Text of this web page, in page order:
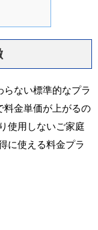
ない標準的なプラ
料金単価が上がるの
使用しないご家庭
に使える料金プラ